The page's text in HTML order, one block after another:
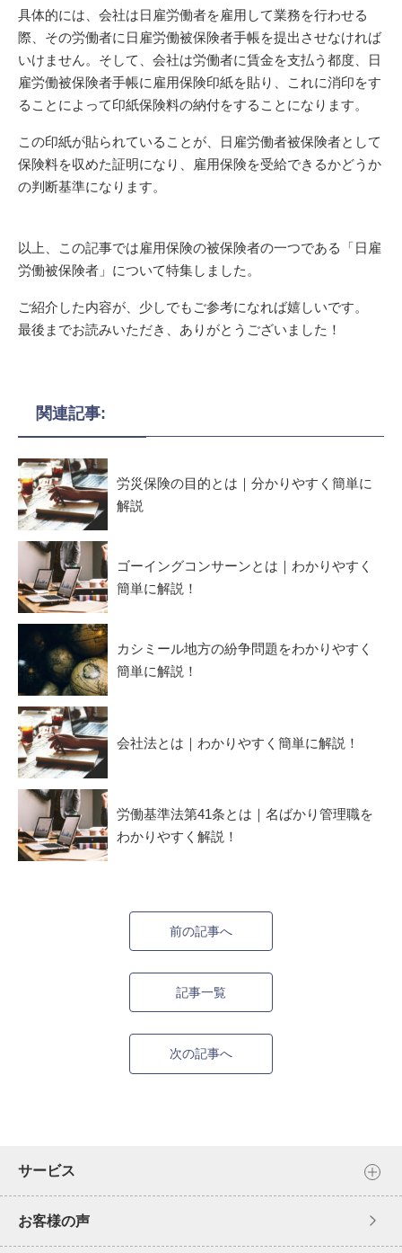
具体的には、会社は日雇労働者を雇用して業務を行わせる
際、その労働者に日雇労働被保険者手帳を提出させなければ
いけません。そして、会社は労働者に賃金を支払う都度、日
雇労働被保険者手帳に雇用保険印紙を貼り、これに消印をす
ることによって印紙保険料の納付をすることになります。
この印紙が貼られていることが、日雇労働者被保険者として
保険料を収めた証明になり、雇用保険を受給できるかどうか
の判断基準になります。
以上、この記事では雇用保険の被保険者の一つである「日雇
労働被保険者」について特集しました。
ご紹介した内容が、少しでもご参考になれば嬉しいです。
最後までお読みいただき、ありがとうございました！
関連記事:
労災保険の目的とは｜分かりやすく簡単に
解説
ゴーイングコンサーンとは｜わかりやすく
簡単に解説！
カシミール地方の紛争問題をわかりやすく
簡単に解説！
会社法とは｜わかりやすく簡単に解説！
労働基準法第41条とは｜名ばかり管理職を
わかりやすく解説！
前の記事へ
記事一覧
次の記事へ
サービス
お客様の声